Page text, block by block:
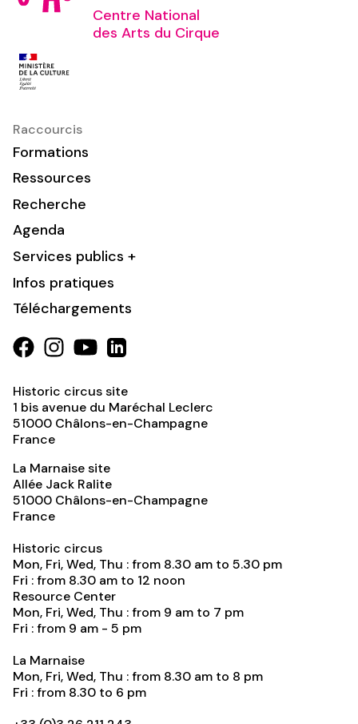
Centre National
des Arts du Cirque
Raccourcis
Formations
Ressources
Recherche
Agenda
Services publics +
Infos pratiques
Téléchargements
Historic circus site
1 bis avenue du Maréchal Leclerc
51000 Châlons-en-Champagne
France
La Marnaise site
Allée Jack Ralite
51000 Châlons-en-Champagne
France
Historic circus
Mon, Fri, Wed, Thu : from 8.30 am to 5.30 pm
Fri : from 8.30 am to 12 noon
Resource Center
Mon, Fri, Wed, Thu : from 9 am to 7 pm
Fri : from 9 am - 5 pm
La Marnaise
Mon, Fri, Wed, Thu : from 8.30 am to 8 pm
Fri : from 8.30 to 6 pm